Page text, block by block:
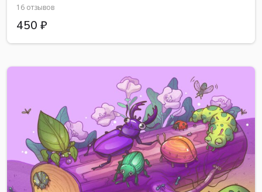
16 отзывов
450 ₽